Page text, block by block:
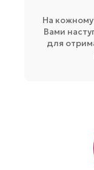
На кожному
Вами
для